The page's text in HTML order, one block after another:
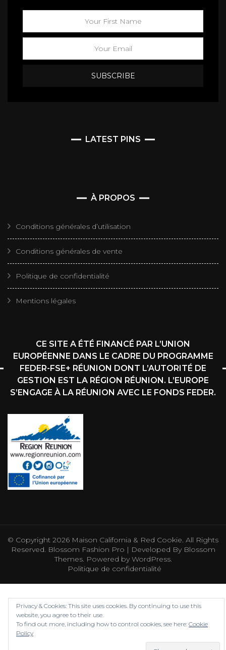
LATEST PINS
À PROPOS
Conditions générales d’utilisation
Conditions générales de vente
Politique de confidentialité
Mentions légales
CE SITE A ÉTÉ FINANCÉ PAR L’UNION
EUROPÉENNE DANS LE CADRE DU PROGRAMME
FEDER-FSE+ RÉUNION DONT L’AUTORITÉ DE
GESTION EST LA RÉGION RÉUNION. L’EUROPE
S’ENGAGE À LA RÉUNION AVEC LE FONDS FEDER.
© Copyright 2026 Maison California & Red Cookie. All Rights
Reserved. Blossom Fashion Pro | Developed By Blossom
Themes. Powered by WordPress.
Politique de confidentialité
Privacy & Cookies: This site uses cookies. By continuing to use this
website, you agree to their use.
To find out more, including how to control cookies, see here: Cookie
Policy